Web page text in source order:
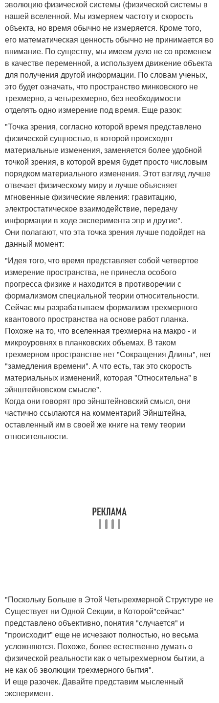
эволюцию физической системы (физической системы в
нашей вселенной. Мы измеряем частоту и скорость
объекта, но время обычно не измеряется. Кроме того,
его математическая ценность обычно не принимается во
внимание. По существу, мы имеем дело не со временем
в качестве переменной, а используем движение объекта
для получения другой информации. По словам ученых,
это будет означать, что пространство минковского не
трехмерно, а четырехмерно, без необходимости
отделять одно измерение под время. Еще разок:
"Точка зрения, согласно которой время представлено
физической сущностью, в которой происходят
материальные изменения, заменяется более удобной
точкой зрения, в которой время будет просто числовым
порядком материального изменения. Этот взгляд лучше
отвечает физическому миру и лучше объясняет
мгновенные физические явления: гравитацию,
электростатическое взаимодействие, передачу
информации в ходе эксперимента эпр и другие".
Они полагают, что эта точка зрения лучше подойдет на
данный момент:
"Идея того, что время представляет собой четвертое
измерение пространства, не принесла особого
прогресса физике и находится в противоречии с
формализмом специальной теории относительности.
Сейчас мы разрабатываем формализм трехмерного
квантового пространства на основе работ планка.
Похоже на то, что вселенная трехмерна на макро - и
микроуровнях в планковских объемах. В таком
трехмерном пространстве нет "Сокращения Длины", нет
"замедления времени". А что есть, так это скорость
материальных изменений, которая "Относительна" в
эйнштейновском смысле".
Когда они говорят про эйнштейновский смысл, они
частично ссылаются на комментарий Эйнштейна,
оставленный им в своей же книге на тему теории
относительности.
"Поскольку Больше в Этой Четырехмерной Структуре не
Существует ни Одной Секции, в Которой"сейчас"
представлено объективно, понятия "случается" и
"происходит" еще не исчезают полностью, но весьма
усложняются. Похоже, более естественно думать о
физической реальности как о четырехмерном бытии, а
не как об эволюции трехмерного бытия".
И еще разочек. Давайте представим мысленный
эксперимент.